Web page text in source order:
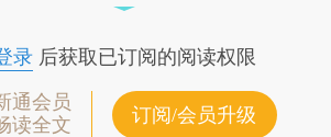
录后获取已订阅的阅读权限
通会员
读全文
订阅/会员升级